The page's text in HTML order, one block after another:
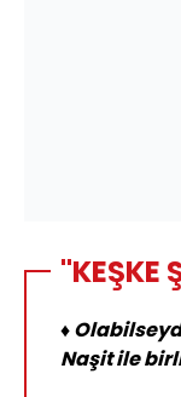
"KEŞKE
♦
Naşit ile